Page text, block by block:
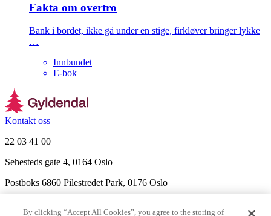
Fakta om overtro
Bank i bordet, ikke gå under en stige, firkløver bringer lykke
…
Innbundet
E-bok
Kontakt oss
22 03 41 00
Sehesteds gate 4, 0164 Oslo
Postboks 6860 Pilestredet Park, 0176 Oslo
By clicking “Accept All Cookies”, you agree to the storing of